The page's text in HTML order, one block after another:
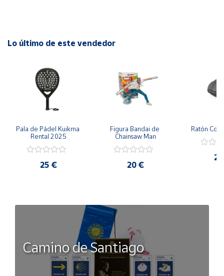
Lo último de este vendedor
Pala de Pádel Kuikma
Rental 2025
25 €
Figura Bandai de
Chainsaw Man
20 €
Ratón
Camino de Santiago